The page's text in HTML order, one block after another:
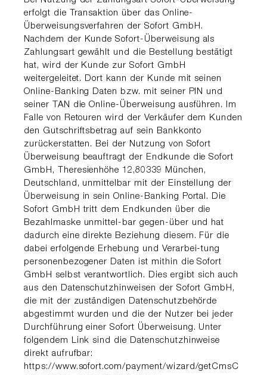
erfolgt die Transaktion über das Online-
Überweisungsverfahren der Sofort GmbH.
Nachdem der Kunde Sofort-Überweisung als
Zahlungsart gewählt und die Bestellung bestätigt
hat, wird der Kunde zur Sofort GmbH
weitergeleitet. Dort kann der Kunde mit seinen
Online-Banking Daten bzw. mit seiner PIN und
seiner TAN die Online-Überweisung ausführen. Im
Falle von Retouren wird der Verkäufer dem Kunden
den Gutschriftsbetrag auf sein Bankkonto
zurückerstatten. Bei der Nutzung von Sofort
Überweisung beauftragt der Endkunde die Sofort
GmbH, Theresienhöhe 12,80339 München,
Deutschland, unmittelbar mit der Einstellung der
Überweisung in sein Online-Banking Portal. Die
Sofort GmbH tritt dem Endkunden über die
Bezahlmaske unmittel-bar gegen-über und hat
dadurch eine direkte Beziehung diesem. Für die
dabei erfolgende Erhebung und Verarbei-tung
personenbezogener Daten ist mithin die Sofort
GmbH selbst verantwortlich. Dies ergibt sich auch
aus den Datenschutzhinweisen der Sofort GmbH,
die mit der zuständigen Datenschutzbehörde
abgestimmt wurden und die der Nutzer bei jeder
Durchführung einer Sofort Überweisung. Unter
folgendem Link sind die Datenschutzhinweise
direkt aufrufbar:
https://www.sofort.com/payment/wizard/getCmsC